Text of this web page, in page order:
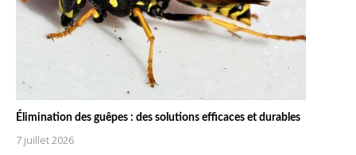
Élimination des guêpes : des solutions efficaces et durables
7 juillet 2026